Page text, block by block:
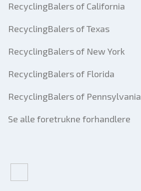
RecyclingBalers of California
RecyclingBalers of Texas
RecyclingBalers of New York
RecyclingBalers of Florida
RecyclingBalers of Pennsylvania
Se alle foretrukne forhandlere